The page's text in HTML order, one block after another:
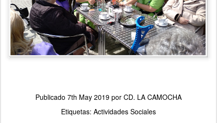
Publicado 7th May 2019 por CD. LA CAMOCHA
Etiquetas: Actividades Sociales